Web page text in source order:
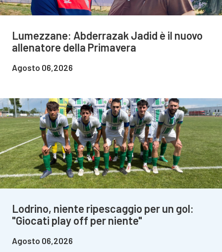
Lumezzane: Abderrazak Jadid è il nuovo
allenatore della Primavera
Agosto 06,2026
Lodrino, niente ripescaggio per un gol:
"Giocati play off per niente"
Agosto 06,2026